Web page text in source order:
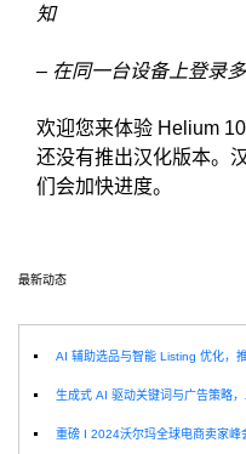
知
– 在同一台设备上登录
欢迎您来体验 Helium
还没有推出汉化版本。
们会加快进度。
最新动态
AI 辅助选品与智能 Listing 优化，
重磅 I 2024沃尔玛全球电商卖家峰